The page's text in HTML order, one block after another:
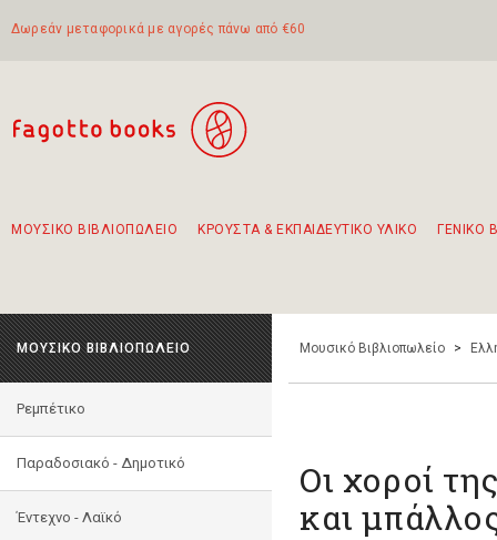
Δωρεάν μεταφορικά με αγορές πάνω από €60
ΜΟΥΣΙΚΟ ΒΙΒΛΙΟΠΩΛΕΙΟ ΚΡΟΥΣΤΑ & ΕΚΠΑΙΔΕΥΤΙΚΟ ΥΛΙΚΟ ΓΕΝΙΚΟ
ΜΟΥΣΙΚΟ ΒΙΒΛΙΟΠΩΛΕΙΟ
Ρεμπέτικο
Παραδοσιακό - Δημοτικό
Έντεχνο - Λαϊκό
Μουσικό Βιβλιοπωλείο >
Οι χοροί
και